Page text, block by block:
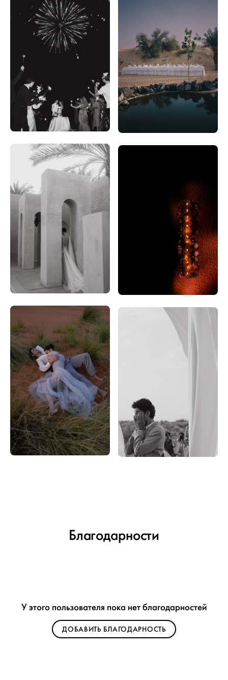
Благодарности
У этого пользователя пока нет благодарностей
ДОБАВИТЬ БЛАГОДАРНОСТЬ